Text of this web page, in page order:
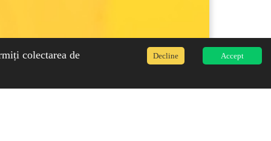
colectarea de
Decline Accept